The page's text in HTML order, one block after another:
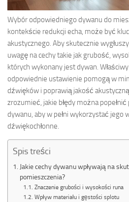
Wybór odpowiedniego dywanu do
kontekście redukcji echa, może być
akustycznego. Aby skutecznie
uwagę na cechy takie jak grubość,
których wykonany jest dywan.
odpowiednie ustawienie pomogą w
dźwięków i poprawią jakość
zrozumieć, jakie błędy można
dywanu, aby w pełni wykorzystać jego
dźwiękochłonne.
Spis treści
Jakie cechy dywanu wpływają na
pomieszczenia?
Znaczenie grubości i wysokości runa
Wpływ materiału i gęstości splotu